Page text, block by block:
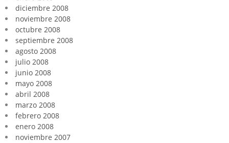
diciembre 2008
noviembre 2008
octubre 2008
septiembre 2008
agosto 2008
julio 2008
junio 2008
mayo 2008
abril 2008
marzo 2008
febrero 2008
enero 2008
noviembre 2007